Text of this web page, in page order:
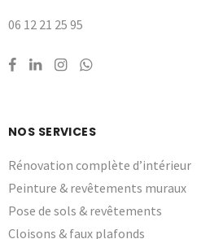
06 12 21 25 95
NOS SERVICES
Rénovation complète d’intérieur
Peinture & revêtements muraux
Pose de sols & revêtements
Cloisons & faux plafonds